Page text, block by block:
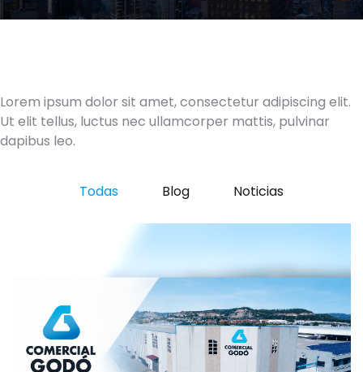
Lorem ipsum dolor sit amet, consectetur adipiscing elit.
Ut elit tellus, luctus nec ullamcorper mattis, pulvinar
dapibus leo.
Todas Blog Noticias